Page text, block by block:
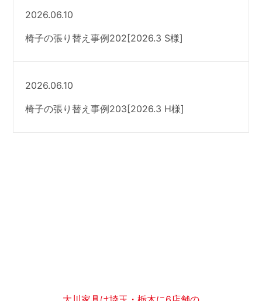
2026.06.10
椅子の張り替え事例202[2026.3 S様]
2026.06.10
椅子の張り替え事例203[2026.3 H様]